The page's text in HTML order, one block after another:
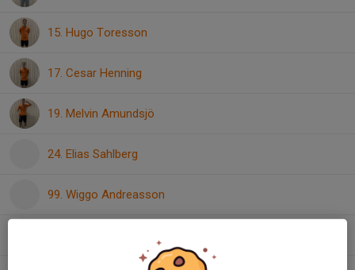
15. Hugo Toresson
17. Cesar Henning
19. Melvin Amundsjö
24. Elias Sahlberg
99. Wiggo Andreasson